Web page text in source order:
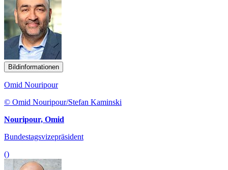
Bildinformationen
Omid Nouripour
© Omid Nouripour/Stefan Kaminski
Nouripour, Omid
Bundestagsvizepräsident
()